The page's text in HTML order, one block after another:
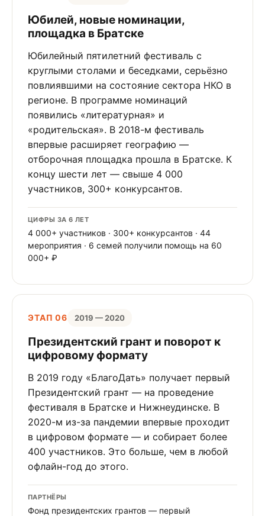
Юбилей, новые номинации,
площадка в Братске
Юбилейный пятилетний фестиваль с
круглыми столами и беседками, серьёзно
повлиявшими на состояние сектора НКО в
регионе. В программе номинаций
появились «литературная» и
«родительская». В 2018-м фестиваль
впервые расширяет географию —
отборочная площадка прошла в Братске. К
концу шести лет — свыше 4 000
участников, 300+ конкурсантов.
ЦИФРЫ ЗА 6 ЛЕТ
4 000+ участников · 300+ конкурсантов · 44
мероприятия · 6 семей получили помощь на 60
000+ ₽
ЭТАП 06 2019 — 2020
Президентский грант и поворот к
цифровому формату
В 2019 году «БлагоДать» получает первый
Президентский грант — на проведение
фестиваля в Братске и Нижнеудинске. В
2020-м из-за пандемии впервые проходит
в цифровом формате — и собирает более
400 участников. Это больше, чем в любой
офлайн-год до этого.
ПАРТНЁРЫ
Фонд президентских грантов — первый